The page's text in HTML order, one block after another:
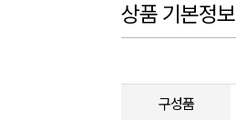
상품 기본정보
구성품